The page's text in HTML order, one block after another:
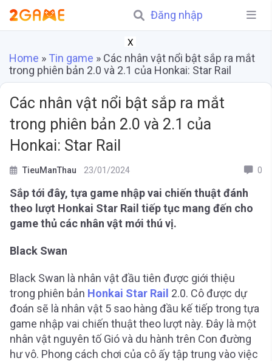
Đăng nhập
X
Home » Tin game » Các nhân vật nổi bật sắp ra mắt
trong phiên bản 2.0 và 2.1 của Honkai: Star Rail
Các nhân vật nổi bật sắp ra mắt
trong phiên bản 2.0 và 2.1 của
Honkai: Star Rail
TieuManThau 23/01/2024 0
Sắp tới đây, tựa game nhập vai chiến thuật đánh
theo lượt Honkai Star Rail tiếp tục mang đến cho
game thủ các nhân vật mới thú vị.
Black Swan
Black Swan là nhân vật đầu tiên được giới thiệu
trong phiên bản Honkai Star Rail 2.0. Cô được dự
đoán sẽ là nhân vật 5 sao hàng đầu kế tiếp trong tựa
game nhập vai chiến thuật theo lượt này. Đây là một
nhân vật nguyên tố Gió và du hành trên Con đường
hư vô. Phong cách chơi của cô ấy tập trung vào việc